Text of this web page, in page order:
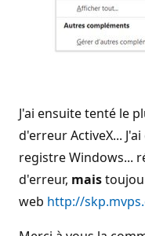
J'ai ensuite tenté le
d'erreur ActiveX...
registre Windows...
d'erreur, mais
web http://